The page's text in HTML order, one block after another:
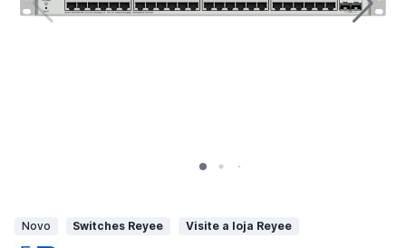
Novo Switches Reyee Visite a loja Reyee